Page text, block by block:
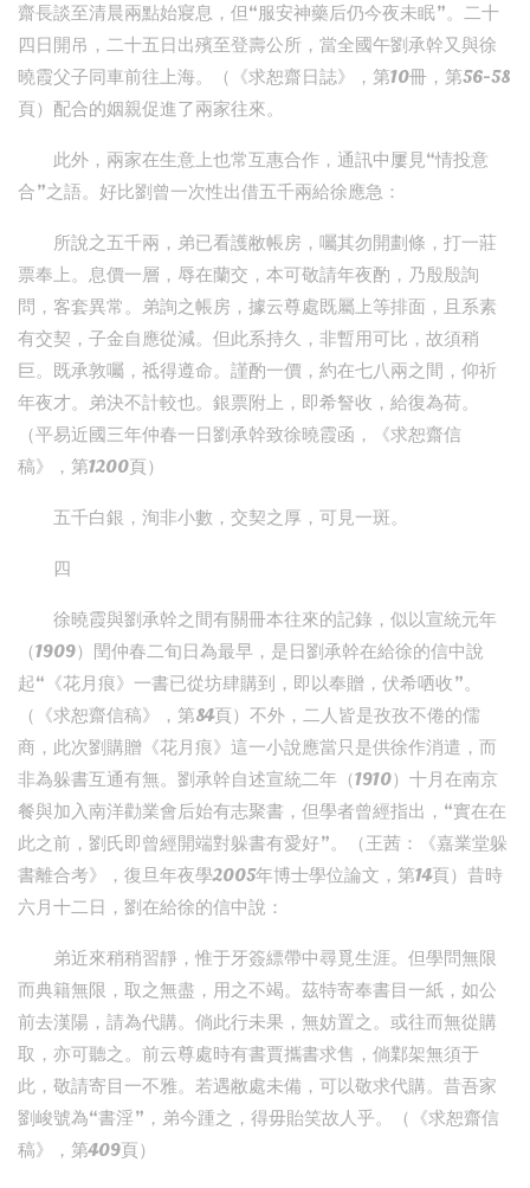
齋長談至清晨兩點始寢息，但“服安神藥后仍今夜未眠”。二十
四日開吊，二十五日出殯至登壽公所，當全國午劉承幹又與徐
曉霞父子同車前往上海。（《求恕齋日誌》，第10冊，第56-58
頁）配合的姻親促進了兩家往來。
此外，兩家在生意上也常互惠合作，通訊中屢見“情投意
合”之語。好比劉曾一次性出借五千兩給徐應急：
所說之五千兩，弟已看護敝帳房，囑其勿開劃條，打一莊
票奉上。息價一層，辱在蘭交，本可敬請年夜酌，乃殷殷詢
問，客套異常。弟詢之帳房，據云尊處既屬上等排面，且系素
有交契，子金自應從減。但此系持久，非暫用可比，故須稍
巨。既承敦囑，祗得遵命。謹酌一價，約在七八兩之間，仰祈
年夜才。弟決不計較也。銀票附上，即希詧收，給復為荷。
（平易近國三年仲春一日劉承幹致徐曉霞函，《求恕齋信
稿》，第1200頁）
五千白銀，洵非小數，交契之厚，可見一斑。
四
徐曉霞與劉承幹之間有關冊本往來的記錄，似以宣統元年
（1909）閏仲春二旬日為最早，是日劉承幹在給徐的信中說
起“《花月痕》一書已從坊肆購到，即以奉贈，伏希哂收”。
（《求恕齋信稿》，第84頁）不外，二人皆是孜孜不倦的儒
商，此次劉購贈《花月痕》這一小說應當只是供徐作消遣，而
非為躲書互通有無。劉承幹自述宣統二年（1910）十月在南京
餐與加入南洋勸業會后始有志聚書，但學者曾經指出，“實在在
此之前，劉氏即曾經開端對躲書有愛好”。（王茜：《嘉業堂躲
書離合考》，復旦年夜學2005年博士學位論文，第14頁）昔時
六月十二日，劉在給徐的信中說：
弟近來稍稍習靜，惟于牙簽縹帶中尋覓生涯。但學問無限
而典籍無限，取之無盡，用之不竭。茲特寄奉書目一紙，如公
前去漢陽，請為代購。倘此行未果，無妨置之。或往而無從購
取，亦可聽之。前云尊處時有書賈攜書求售，倘鄴架無須于
此，敬請寄目一不雅。若遇敝處未備，可以敬求代購。昔吾家
劉峻號為“書淫”，弟今踵之，得毋貽笑故人乎。（《求恕齋信
稿》，第409頁）